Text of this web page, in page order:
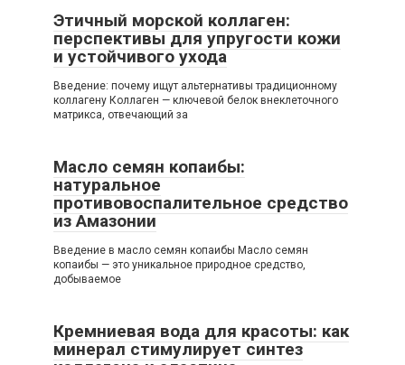
Этичный морской коллаген:
перспективы для упругости кожи
и устойчивого ухода
Введение: почему ищут альтернативы традиционному
коллагену Коллаген — ключевой белок внеклеточного
матрикса, отвечающий за
Масло семян копаибы:
натуральное
противовоспалительное средство
из Амазонии
Введение в масло семян копаибы Масло семян
копаибы — это уникальное природное средство,
добываемое
Кремниевая вода для красоты: как
минерал стимулирует синтез